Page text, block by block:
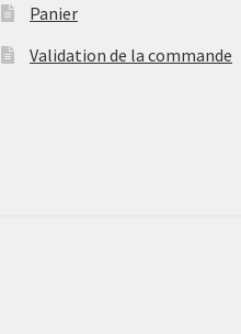
Panier
Validation de la commande